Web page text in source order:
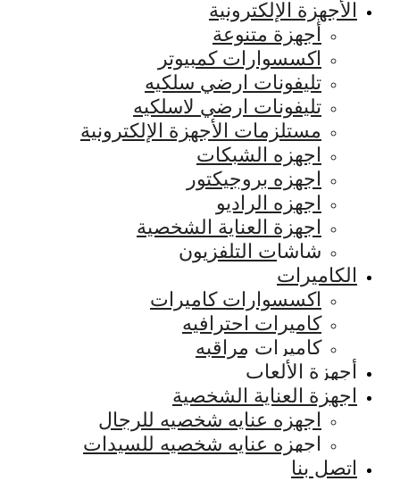
الأجهزة الإلكترونية
أجهزة متنوعة
اكسسوارات كمبيوتر
تليفونات ارضي سلكيه
تليفونات ارضي لاسلكيه
مستلزمات الأجهزة الإلكترونية
اجهزه الشبكات
اجهزه بروجيكتور
اجهزه الراديو
اجهزة العناية الشخصية
شاشات التلفزيون
الكاميرات
اكسسوارات كاميرات
كاميرات احترافيه
كاميرات مراقبه
أجهزة الألعاب
اجهزة العناية الشخصية
اجهزه عنايه شخصيه للرجال
اجهزه عنايه شخصيه للسيدات
اتصل بنا